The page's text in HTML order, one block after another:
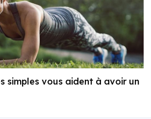
simples vous aident à avoir un